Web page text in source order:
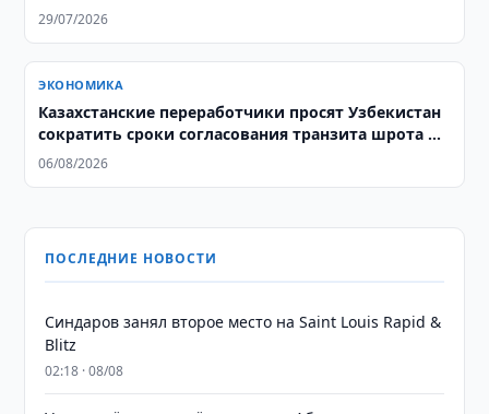
29/07/2026
ЭКОНОМИКА
Казахстанские переработчики просят Узбекистан
сократить сроки согласования транзита шрота и
жмыха
06/08/2026
ПОСЛЕДНИЕ НОВОСТИ
Синдаров занял второе место на Saint Louis Rapid &
Blitz
02:18 · 08/08